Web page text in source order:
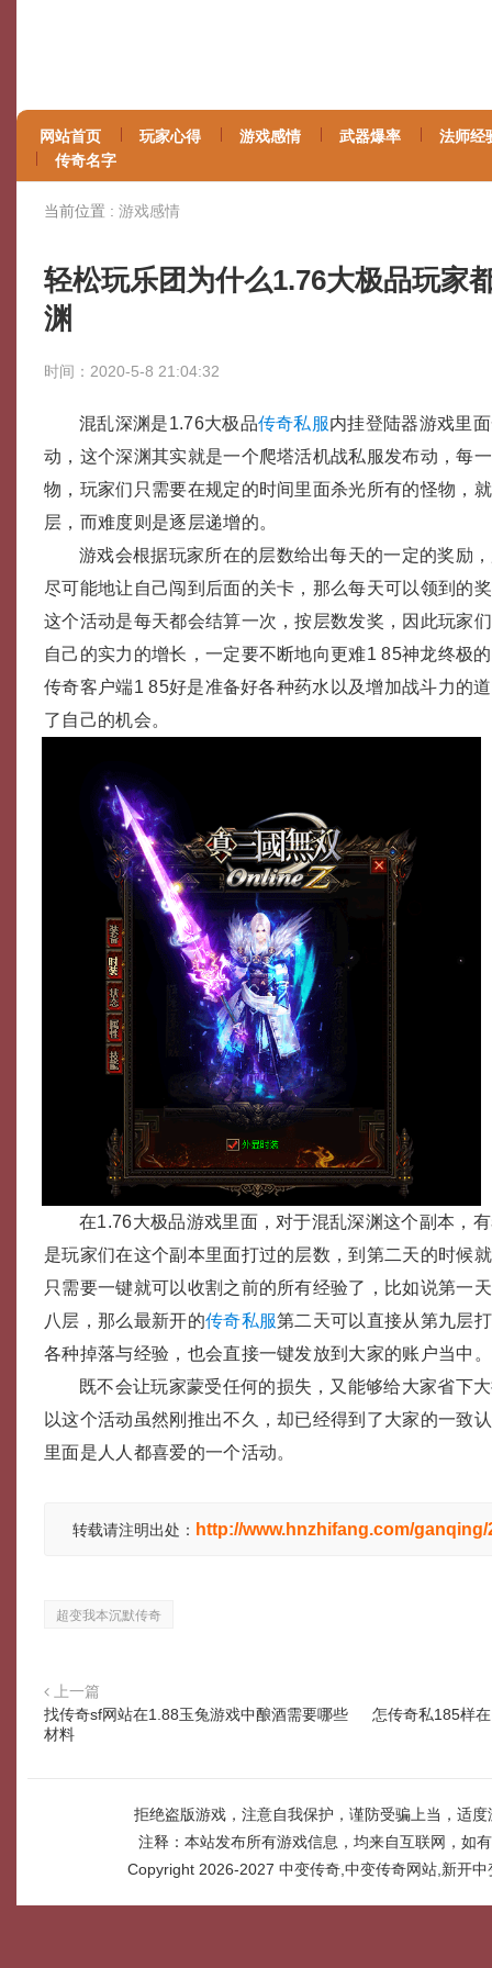
网站首页 玩家心得 游戏感情 武器爆率
法师经
传奇名字
当前位置 : 游戏感情
轻松玩乐团为什么1.76大极品玩家
渊
时间：2020-5-8 21:04:32
混乱深渊是1.76大极品传奇私服内挂登陆器游戏里
动，这个深渊其实就是一个爬塔活机战私服发布动，每
物，玩家们只需要在规定的时间里面杀光所有的怪物，
层，而难度则是逐层递增的。
游戏会根据玩家所在的层数给出每天的一定的奖励
尽可能地让自己闯到后面的关卡，那么每天可以领到的
这个活动是每天都会结算一次，按层数发奖，因此玩家
自己的实力的增长，一定要不断地向更难1 85神龙终极
传奇客户端1 85好是准备好各种药水以及增加战斗力的
了自己的机会。
在1.76大极品游戏里面，对于混乱深渊这个副本，
是玩家们在这个副本里面打过的层数，到第二天的时候
只需要一键就可以收割之前的所有经验了，比如说第一
八层，那么最新开的传奇私服第二天可以直接从第九层
各种掉落与经验，也会直接一键发放到大家的账户当中。
既不会让玩家蒙受任何的损失，又能够给大家省下
以这个活动虽然刚推出不久，却已经得到了大家的一致
里面是人人都喜爱的一个活动。
转载请注明出处： http://www.hnzhifang.com/ganqing/
超变我本沉默传奇
上一篇
找传奇sf网站在1.88玉兔游戏中酿酒需要哪些
材料
怎传奇私185样
拒绝盗版游戏，注意自我保护，谨防受骗上当，适
注释：本站发布所有游戏信息，均来自互联网，如
Copyright 2026-2027 中变传奇,中变传奇网站,新开